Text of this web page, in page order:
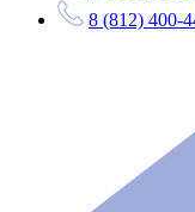
8 (812) 400-